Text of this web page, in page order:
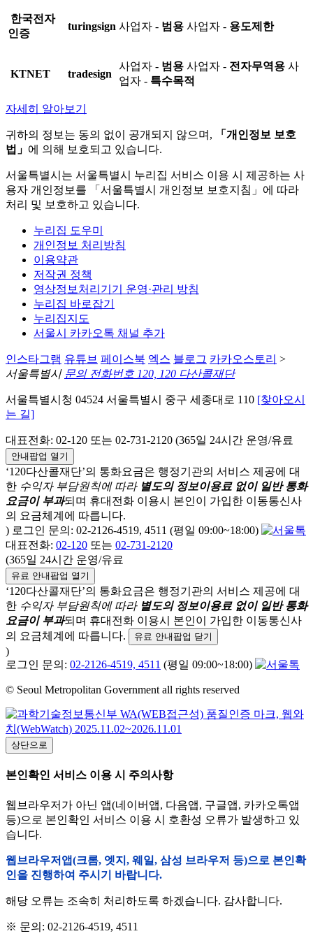
한국전자
인증
turingsign 사업자 - 범용 사업자 - 용도제한
KTNET tradesign
사업자 - 범용 사업자 - 전자무역용 사
업자 - 특수목적
자세히 알아보기
귀하의 정보는 동의 없이 공개되지 않으며,
「개인정보 보호
법」 에 의해 보호되고 있습니다.
서울특별시는 서울특별시 누리집 서비스 이용 시 제공하는 사
용자 개인정보를 「서울특별시 개인정보 보호지침」에 따라
처리 및 보호하고 있습니다.
누리집 도우미
개인정보 처리방침
이용약관
저작권 정책
영상정보처리기기 운영·관리 방침
누리집 바로잡기
누리집지도
서울시 카카오톡 채널 추가
인스타그램 유튜브 페이스북 엑스 블로그 카카오스토리 >
서울특별시 문의 전화번호 120, 120 다산콜재단
서울특별시청 04524 서울특별시 중구 세종대로 110 [찾아오시
는 길]
대표전화: 02-120 또는 02-731-2120 (365일 24시간 운영/유료
안내팝업 열기
‘120다산콜재단’의 통화요금은 행정기관의 서비스 제공에 대
한 수익자 부담원칙에 따라 별도의 정보이용료 없이 일반 통화
요금이 부과되며 휴대전화 이용시 본인이 가입한 이동통신사
의 요금체계에 따릅니다.
) 로그인 문의: 02-2126-4519, 4511 (평일 09:00~18:00)
대표전화: 02-120 또는 02-731-2120
(365일 24시간 운영/유료
유료 안내팝업 열기
‘120다산콜재단’의 통화요금은 행정기관의 서비스 제공에 대
한 수익자 부담원칙에 따라 별도의 정보이용료 없이 일반 통화
요금이 부과되며 휴대전화 이용시 본인이 가입한 이동통신사
의 요금체계에 따릅니다.
유료 안내팝업 닫기
)
로그인 문의: 02-2126-4519, 4511 (평일 09:00~18:00)
© Seoul Metropolitan Government all rights reserved
상단으로
본인확인 서비스 이용 시 주의사항
웹브라우저가 아닌 앱(네이버앱, 다음앱, 구글앱, 카카오톡앱
등)으로 본인확인 서비스 이용 시 호환성 오류가 발생하고 있
습니다.
웹브라우저앱(크롬, 엣지, 웨일, 삼성 브라우저 등)으로 본인확
인을 진행하여 주시기 바랍니다.
해당 오류는 조속히 처리하도록 하겠습니다. 감사합니다.
※ 문의: 02-2126-4519, 4511